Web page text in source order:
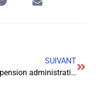
SUIVANT
Suspension administrative du permis de conduire : tout ce que vous devez savoir